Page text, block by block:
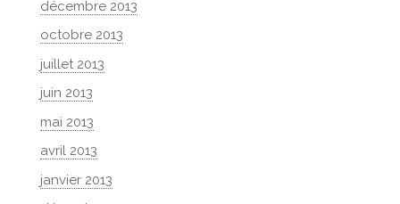
décembre 2013
octobre 2013
juillet 2013
juin 2013
mai 2013
avril 2013
janvier 2013